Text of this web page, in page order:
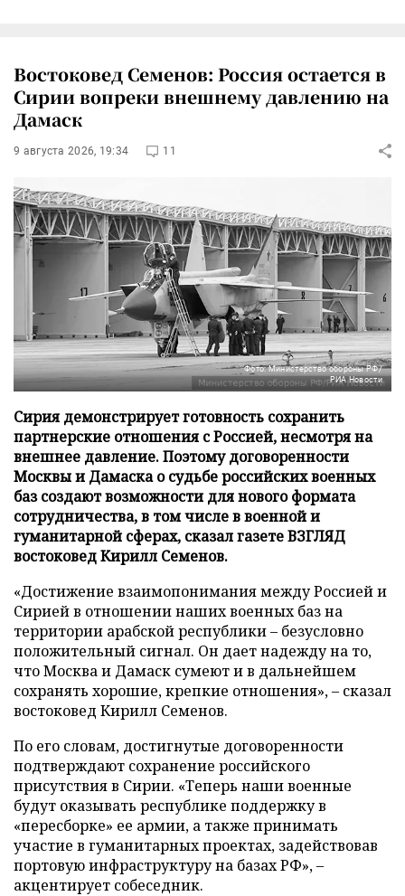
Востоковед Семенов: Россия остается в
Сирии вопреки внешнему давлению на
Дамаск
9 августа 2026, 19:34 11
Фото: Министерство обороны РФ/
РИА Новости
Сирия демонстрирует готовность сохранить
партнерские отношения с Россией, несмотря на
внешнее давление. Поэтому договоренности
Москвы и Дамаска о судьбе российских военных
баз создают возможности для нового формата
сотрудничества, в том числе в военной и
гуманитарной сферах, сказал газете ВЗГЛЯД
востоковед Кирилл Семенов.
«Достижение взаимопонимания между Россией и
Сирией в отношении наших военных баз на
территории арабской республики – безусловно
положительный сигнал. Он дает надежду на то,
что Москва и Дамаск сумеют и в дальнейшем
сохранять хорошие, крепкие отношения», – сказал
востоковед Кирилл Семенов.
По его словам, достигнутые договоренности
подтверждают сохранение российского
присутствия в Сирии. «Теперь наши военные
будут оказывать республике поддержку в
«пересборке» ее армии, а также принимать
участие в гуманитарных проектах, задействовав
портовую инфраструктуру на базах РФ», –
акцентирует собеседник.